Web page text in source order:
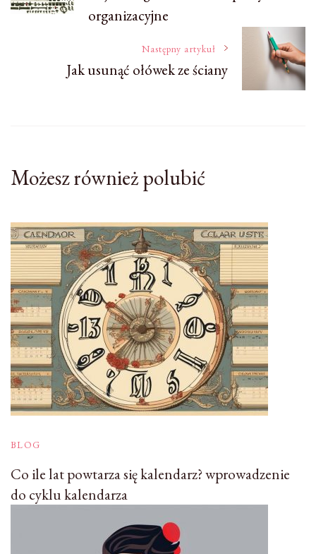
organizacyjne
Następny artykuł
Jak usunąć ołówek ze ściany
Możesz również polubić
BLOG
Co ile lat powtarza się kalendarz? wprowadzenie
do cyklu kalendarza